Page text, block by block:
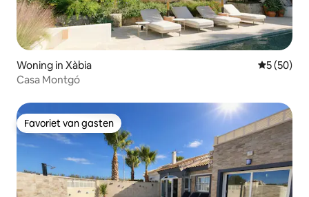
Woning in Xàbia
5 (50)
Casa Montgó
Favoriet van gasten
Favoriet van gasten